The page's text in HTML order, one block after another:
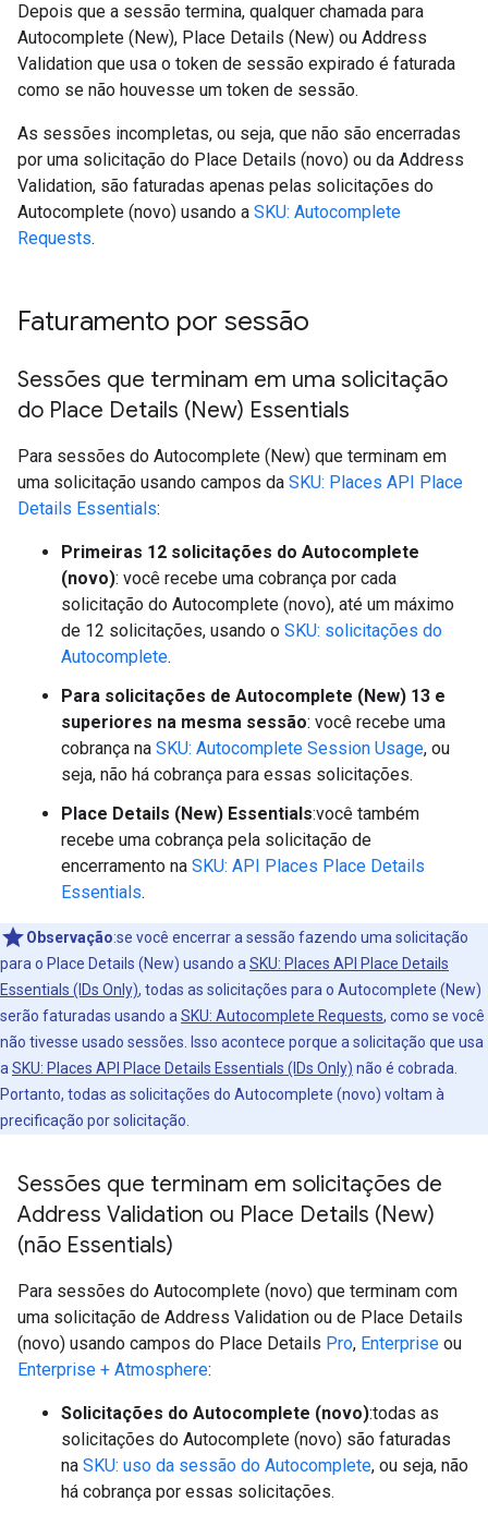
Depois que a sessão termina, qualquer chamada para
Autocomplete (New), Place Details (New) ou Address
Validation que usa o token de sessão expirado é faturada
como se não houvesse um token de sessão.
As sessões incompletas, ou seja, que não são encerradas
por uma solicitação do Place Details (novo) ou da Address
Validation, são faturadas apenas pelas solicitações do
Autocomplete (novo) usando a SKU: Autocomplete
Requests.
Faturamento por sessão
Sessões que terminam em uma solicitação
do Place Details (New) Essentials
Para sessões do Autocomplete (New) que terminam em
uma solicitação usando campos da SKU: Places API Place
Details Essentials:
Primeiras 12 solicitações do Autocomplete
(novo): você recebe uma cobrança por cada
solicitação do Autocomplete (novo), até um máximo
de 12 solicitações, usando o SKU: solicitações do
Autocomplete.
Para solicitações de Autocomplete (New) 13 e
superiores na mesma sessão: você recebe uma
cobrança na SKU: Autocomplete Session Usage, ou
seja, não há cobrança para essas solicitações.
Place Details (New) Essentials:você também
recebe uma cobrança pela solicitação de
encerramento na SKU: API Places Place Details
Essentials.
Observação:se você encerrar a sessão fazendo uma solicitação
para o Place Details (New) usando a SKU: Places API Place Details
Essentials (IDs Only), todas as solicitações para o Autocomplete (New)
serão faturadas usando a SKU: Autocomplete Requests, como se você
não tivesse usado sessões. Isso acontece porque a solicitação que usa
a SKU: Places API Place Details Essentials (IDs Only) não é cobrada.
Portanto, todas as solicitações do Autocomplete (novo) voltam à
precificação por solicitação.
Sessões que terminam em solicitações de
Address Validation ou Place Details (New)
(não Essentials)
Para sessões do Autocomplete (novo) que terminam com
uma solicitação de Address Validation ou de Place Details
(novo) usando campos do Place Details Pro, Enterprise ou
Enterprise + Atmosphere:
Solicitações do Autocomplete (novo):todas as
solicitações do Autocomplete (novo) são faturadas
na SKU: uso da sessão do Autocomplete, ou seja, não
há cobrança por essas solicitações.